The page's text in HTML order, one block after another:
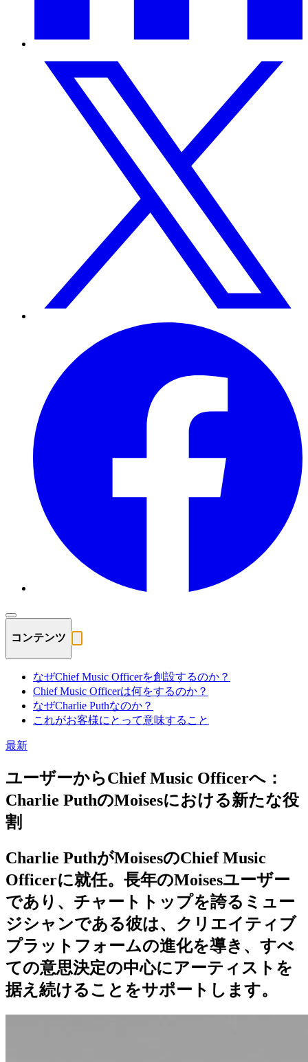
コンテンツ
なぜChief Music Officerを創設するのか？
Chief Music Officerは何をするのか？
なぜCharlie Puthなのか？
これがお客様にとって意味すること
最新
ユーザーからChief Music Officerへ：
Charlie PuthのMoisesにおける新たな役
割
Charlie PuthがMoisesのChief Music
Officerに就任。長年のMoisesユーザー
であり、チャートトップを誇るミュー
ジシャンである彼は、クリエイティブ
プラットフォームの進化を導き、すべ
ての意思決定の中心にアーティストを
据え続けることをサポートします。